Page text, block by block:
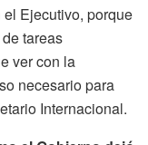
Ejecutivo, porque
tareas
ver con la
necesario para
Internacional.